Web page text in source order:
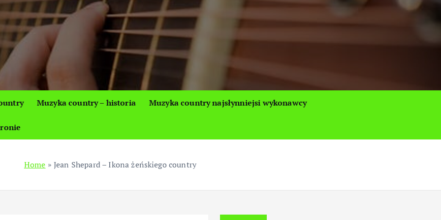
Muzyka country – historia Muzyka country najsłynniejsi wykonawcy
Home »Jean Shepard – Ikona żeńskiego country